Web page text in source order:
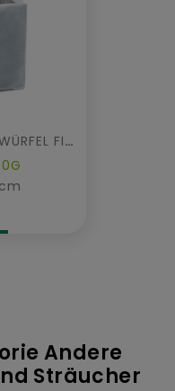
KUBISCHER PFLANZWÜRFEL FIBER
Andere
Sträucher